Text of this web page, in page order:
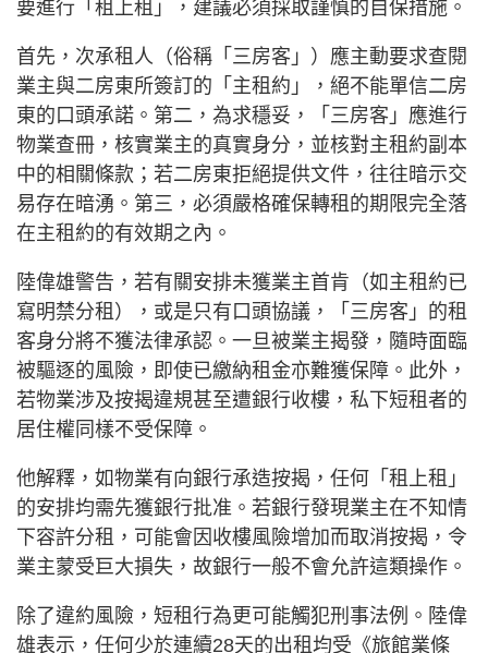
要進行「租上租」，建議必須採取謹慎的自保措施。
首先，次承租人（俗稱「三房客」）應主動要求查閱
業主與二房東所簽訂的「主租約」，絕不能單信二房
東的口頭承諾。第二，為求穩妥，「三房客」應進行
物業查冊，核實業主的真實身分，並核對主租約副本
中的相關條款；若二房東拒絕提供文件，往往暗示交
易存在暗湧。第三，必須嚴格確保轉租的期限完全落
在主租約的有效期之內。
陸偉雄警告，若有關安排未獲業主首肯（如主租約已
寫明禁分租），或是只有口頭協議，「三房客」的租
客身分將不獲法律承認。一旦被業主揭發，隨時面臨
被驅逐的風險，即使已繳納租金亦難獲保障。此外，
若物業涉及按揭違規甚至遭銀行收樓，私下短租者的
居住權同樣不受保障。
他解釋，如物業有向銀行承造按揭，任何「租上租」
的安排均需先獲銀行批准。若銀行發現業主在不知情
下容許分租，可能會因收樓風險增加而取消按揭，令
業主蒙受巨大損失，故銀行一般不會允許這類操作。
除了違約風險，短租行為更可能觸犯刑事法例。陸偉
雄表示，任何少於連續28天的出租均受《旅館業條